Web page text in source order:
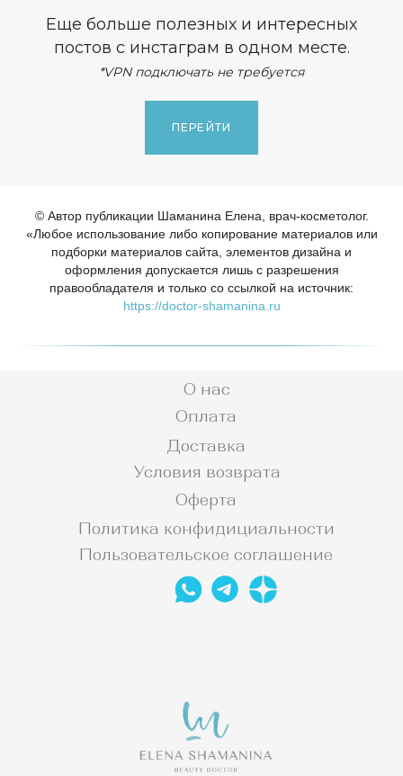
Еще больше полезных и интересных
постов с инстаграм в одном месте.
*VPN подключать не требуется
ПЕРЕЙТИ
© Автор публикации Шаманина Елена, врач-косметолог.
«Любое использование либо копирование материалов или
подборки материалов сайта, элементов дизайна и
оформления допускается лишь с разрешения
правообладателя и только со ссылкой на источник:
https://doctor-shamanina.ru
Политика конфидициальности
Доставка
Оплата
О нас
Условия возврата
Оферта
Пользовательское соглашение